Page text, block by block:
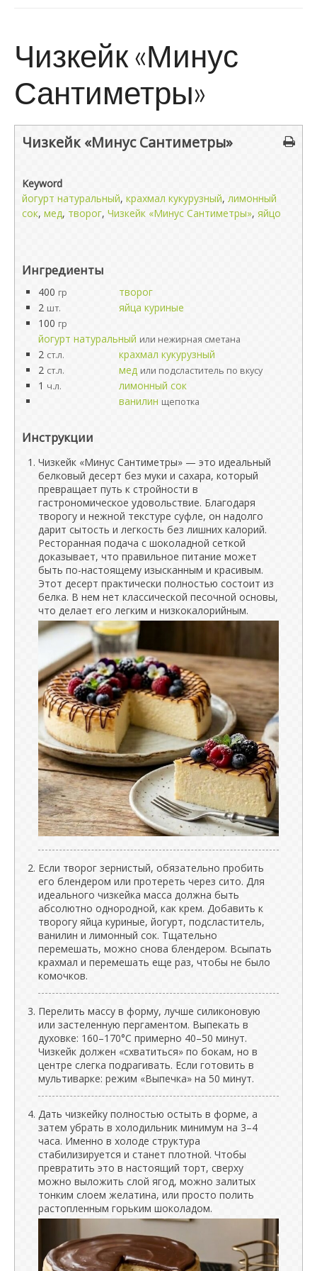
Чизкейк «Минус
Сантиметры»
Чизкейк «Минус Сантиметры»
Keyword
йогурт натуральный, крахмал кукурузный, лимонный
сок, мед, творог, Чизкейк «Минус Сантиметры», яйцо
Ингредиенты
400 гр
творог
2 шт.
яйца куриные
100 гр
йогурт натуральный или нежирная сметана
2 ст.л.
крахмал кукурузный
2 ст.л. мед или подсластитель по вкусу
1 ч.л.
лимонный сок
ванилин щепотка
Инструкции
Чизкейк «Минус Сантиметры» — это идеальный
белковый десерт без муки и сахара, который
превращает путь к стройности в
гастрономическое удовольствие. Благодаря
творогу и нежной текстуре суфле, он надолго
дарит сытость и легкость без лишних калорий.
Ресторанная подача с шоколадной сеткой
доказывает, что правильное питание может
быть по-настоящему изысканным и красивым.
Этот десерт практически полностью состоит из
белка. В нем нет классической песочной основы,
что делает его легким и низкокалорийным.
Если творог зернистый, обязательно пробить
его блендером или протереть через сито. Для
идеального чизкейка масса должна быть
абсолютно однородной, как крем. Добавить к
творогу яйца куриные, йогурт, подсластитель,
ванилин и лимонный сок. Тщательно
перемешать, можно снова блендером. Всыпать
крахмал и перемешать еще раз, чтобы не было
комочков.
Перелить массу в форму, лучше силиконовую
или застеленную пергаментом. Выпекать в
духовке: 160–170°C примерно 40–50 минут.
Чизкейк должен «схватиться» по бокам, но в
центре слегка подрагивать. Если готовить в
мультиварке: режим «Выпечка» на 50 минут.
Дать чизкейку полностью остыть в форме, а
затем убрать в холодильник минимум на 3–4
часа. Именно в холоде структура
стабилизируется и станет плотной. Чтобы
превратить это в настоящий торт, сверху
можно выложить слой ягод, можно залитых
тонким слоем желатина, или просто полить
растопленным горьким шоколадом.